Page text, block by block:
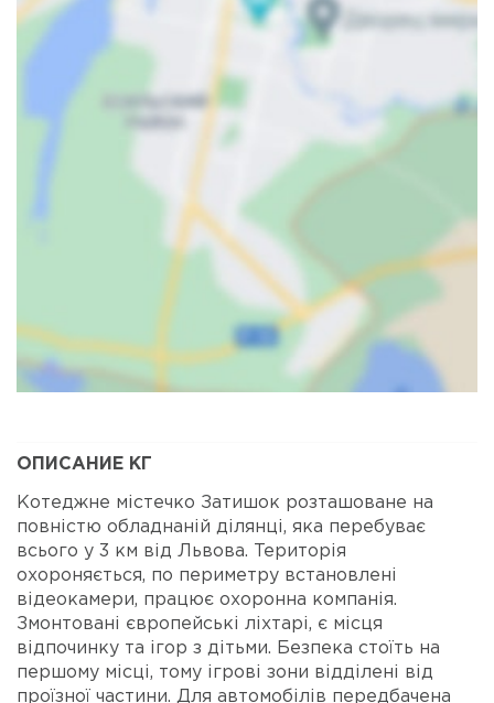
ОПИСАНИЕ КГ
Котеджне містечко Затишок розташоване на
повністю обладнаній ділянці, яка перебуває
всього у 3 км від Львова. Територія
охороняється, по периметру встановлені
відеокамери, працює охоронна компанія.
Змонтовані європейські ліхтарі, є місця
відпочинку та ігор з дітьми. Безпека стоїть на
першому місці, тому ігрові зони відділені від
проїзної частини. Для автомобілів передбачена